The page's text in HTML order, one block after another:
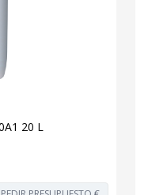
20 L